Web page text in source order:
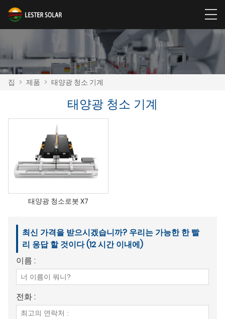
집 > 제품 > 태양광 청소 기계
태양광 청소 기계
태양광 청소로봇 X7
최신 가격을 받으시겠습니까? 우리는 가능한 한 빨
리 응답 할 것이다 (12 시간 이내에)
이름 :
전화 :